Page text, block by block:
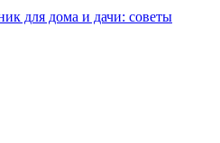
для дома и дачи: советы